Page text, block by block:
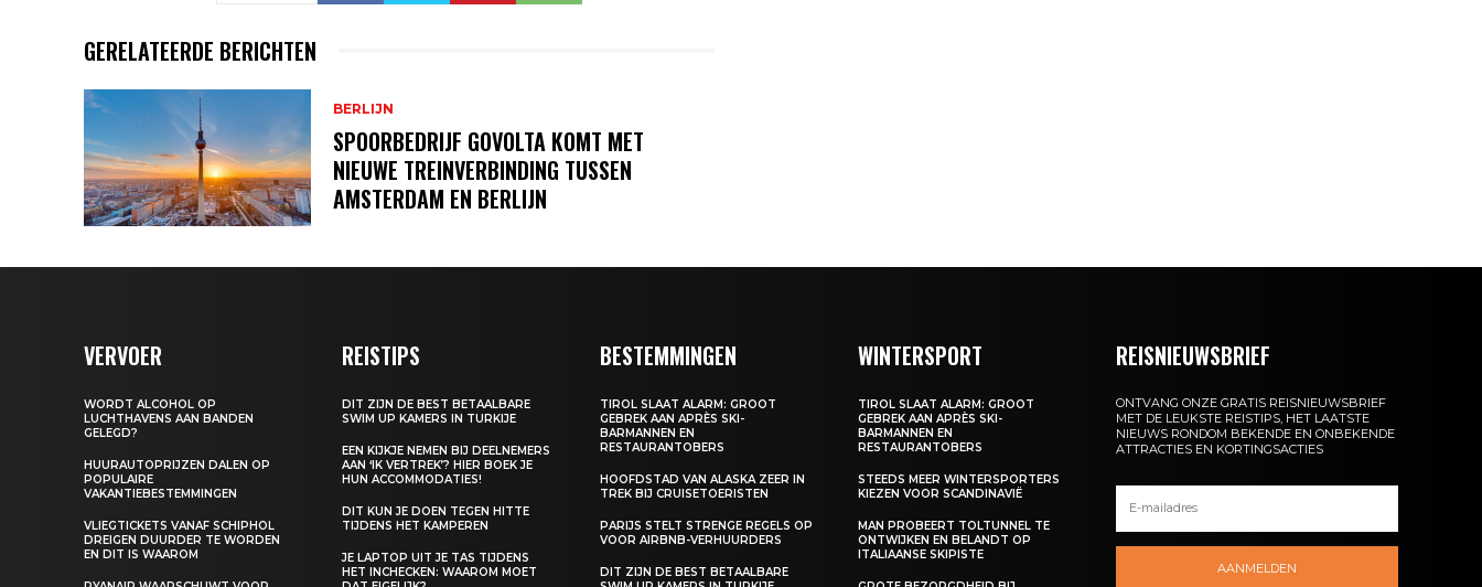
GERELATEERDE BERICHTEN
BERLIJN
SPOORBEDRIJF GOVOLTA KOMT MET
NIEUWE TREINVERBINDING TUSSEN
AMSTERDAM EN BERLIJN
VERVOER
WORDT ALCOHOL OP
LUCHTHAVENS AAN BANDEN
GELEGD?
HUURAUTOPRIJZEN DALEN OP
POPULAIRE
VAKANTIEBESTEMMINGEN
VLIEGTICKETS VANAF SCHIPHOL
DREIGEN DUURDER TE WORDEN
EN DIT IS WAAROM
REISTIPS
DIT ZIJN DE BEST BETAALBARE
SWIM UP KAMERS IN TURKIJE
EEN KIJKJE NEMEN BIJ DEELNEMERS
AAN ‘IK VERTREK’? HIER BOEK JE
HUN ACCOMMODATIES!
DIT KUN JE DOEN TEGEN HITTE
TIJDENS HET KAMPEREN
JE LAPTOP UIT JE TAS TIJDENS
HET INCHECKEN: WAAROM MOET
BESTEMMINGEN
TIROL SLAAT ALARM: GROOT
GEBREK AAN APRÈS SKI-
BARMANNEN EN
RESTAURANTOBERS
HOOFDSTAD VAN ALASKA ZEER IN
TREK BIJ CRUISETOERISTEN
PARIJS STELT STRENGE REGELS OP
VOOR AIRBNB-VERHUURDERS
DIT ZIJN DE BEST BETAALBARE
WINTERSPORT
TIROL SLAAT ALARM: GROOT
GEBREK AAN APRÈS SKI-
BARMANNEN EN
RESTAURANTOBERS
STEEDS MEER WINTERSPORTERS
KIEZEN VOOR SCANDINAVIË
MAN PROBEERT TOLTUNNEL TE
ONTWIJKEN EN BELANDT OP
ITALIAANSE SKIPISTE
REISNIEUWSBRIEF
ONTVANG ONZE GRATIS REISNIEUWSBRIEF
MET DE LEUKSTE REISTIPS, HET LAATSTE
NIEUWS RONDOM BEKENDE EN ONBEKENDE
ATTRACTIES EN KORTINGSACTIES
AANMELDEN